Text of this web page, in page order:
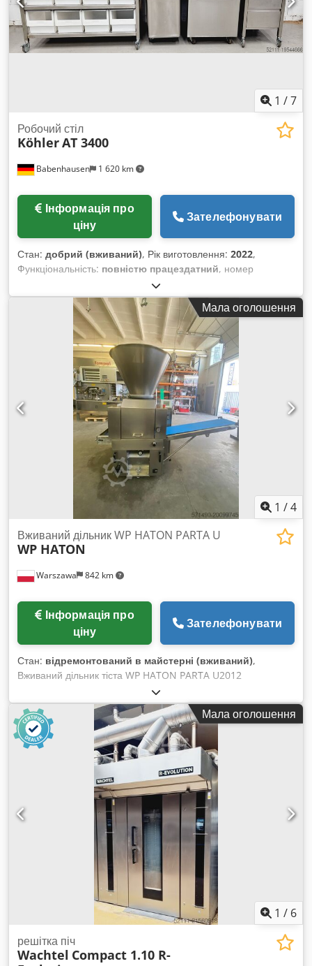
1 /7
Babenhausen 1 620 km
Робочий стіл
KöhlerAT 3400
ціну
Зателефонувати
Стан: добрий (вживаний), Рік виготовлення: 2022,
Функціональність: повністю працездатний, номер
машини/транспортного засобу:
мм, загальна ширина:3 400 мм, Робочі столи AT 3400
мобільні Нержавіюча сталева робоча поверхня з галереєю
ззаду Блок шухляд справа 2 візки для борошна з
нержавіючої сталі 8 контейнерів для інгредієнтів зліва з
кришками з нержавіючої сталі Використаний пристрій,
очищений Розміри: 3400 x 800 x 970 мм (ШхГхВ) Опція:
Доставка Багато інших столів / робочих столів у наявності!
Dcodewyrw Iepfx Ak Ejk
Мала оголошення
1 /4
Warszawa 842 km
Вживаний дільник WP HATON PARTA U
WP HATON
ціну
Зателефонувати
Стан: відремонтований в майстерні (вживаний),
Вживаний дільник тіста WP HATON PARTA U2012
Універсальний дільник Parta U2012 для всіх типів тіста,
таких як: пшеничне, пшенично-змішане, житнє, тверде
(наприклад, для піци) та м’яке (наприклад, для багетів).
Технічні характеристики: - Діапазон ваги заготовок: 110-
1250 г - Постійна/змінна продуктивність: 1020 - 3260 / 900 –
2816 шт/год - Максимальні розміри (довжина x ширина x
висота): 1390 x 1080 x 1620 мм - Підключення: 230/400 В, 3
фази, 50 Гц, 2.8 кВА - Два поршні Dcsdpfxjxgpzbs Ak Esk
Переваги: - Підходить майже для всіх видів тіста - Широкий
ваговий діапазон: 110-2800 г - Висока точність зважування -
Делікатна обробка тіста - Опція: діапазон до 900 г при
використанні вставки 25 мм - Можливість оптимального
налаштування відповідно до розміру місильної машини -
Легкість очищення - Можливість різних налаштувань -
Положення тіста на відвідному транспортері оптимальне
для подальшої обробки.
Мала оголошення
1 / 6
решітка піч
Wachtel Compact 1.10 R-